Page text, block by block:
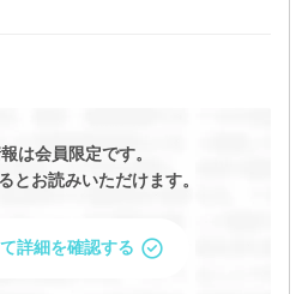
は会員限定です。
とお読みいただけます。
詳細を確認する